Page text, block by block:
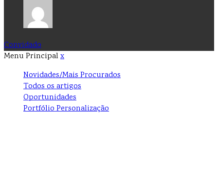
Convidado
Menu Principal x
Novidades/Mais Procurados
Todos os artigos
Oportunidades
Portfólio Personalização